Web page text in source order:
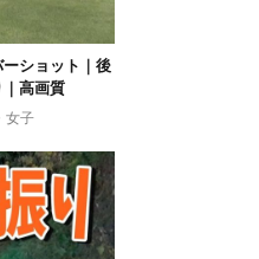
ショット｜後
高画質
女子